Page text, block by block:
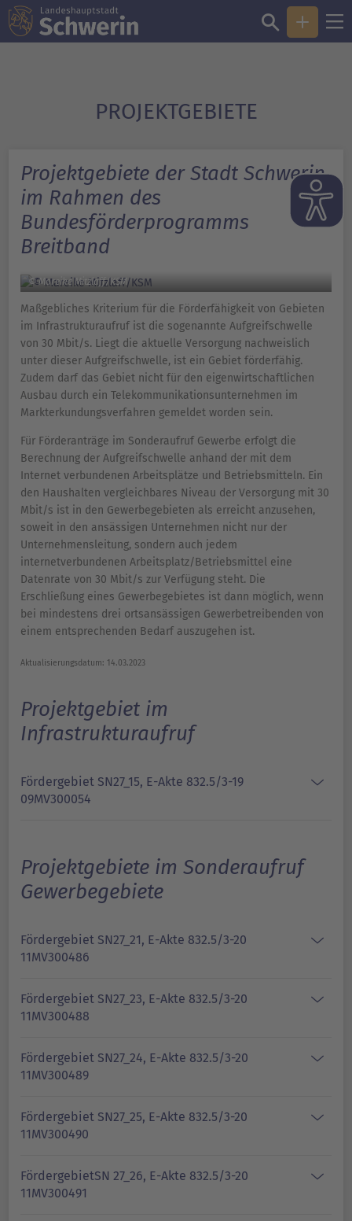
PROJEKTGEBIETE
Projektgebiete der Stadt Schwerin
im Rahmen des
Bundesförderprogramms
Breitband
© Mareike Mitzlaff/KSM
Maßgebliches Kriterium für die Förderfähigkeit von Gebieten
im Infrastrukturaufruf ist die sogenannte Aufgreifschwelle
von 30 Mbit/s. Liegt die aktuelle Versorgung nachweislich
unter dieser Aufgreifschwelle, ist ein Gebiet förderfähig.
Zudem darf das Gebiet nicht für den eigenwirtschaftlichen
Ausbau durch ein Telekommunikationsunternehmen im
Markterkundungsverfahren gemeldet worden sein.
Für Förderanträge im Sonderaufruf Gewerbe erfolgt die
Berechnung der Aufgreifschwelle anhand der mit dem
Internet verbundenen Arbeitsplätze und Betriebsmitteln. Ein
den Haushalten vergleichbares Niveau der Versorgung mit 30
Mbit/s ist in den Gewerbegebieten als erreicht anzusehen,
soweit in den ansässigen Unternehmen nicht nur der
Unternehmensleitung, sondern auch jedem
internetverbundenen Arbeitsplatz/Betriebsmittel eine
Datenrate von 30 Mbit/s zur Verfügung steht. Die
Erschließung eines Gewerbegebietes ist dann möglich, wenn
bei mindestens drei ortsansässigen Gewerbetreibenden von
einem entsprechenden Bedarf auszugehen ist.
Aktualisierungsdatum: 14.03.2023
Projektgebiet im
Infrastrukturaufruf
Fördergebiet SN27_15, E-Akte 832.5/3-19
09MV300054
Projektgebiete im Sonderaufruf
Gewerbegebiete
Fördergebiet SN27_21, E-Akte 832.5/3-20
11MV300486
Fördergebiet SN27_23, E-Akte 832.5/3-20
11MV300488
Fördergebiet SN27_24, E-Akte 832.5/3-20
11MV300489
Fördergebiet SN27_25, E-Akte 832.5/3-20
11MV300490
FördergebietSN 27_26, E-Akte 832.5/3-20
11MV300491